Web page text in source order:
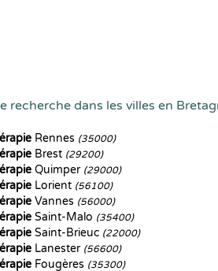
recherche dans les villes en
Rennes (35000)
Brest (29200)
Quimper (29000)
Lorient (56100)
Vannes (56000)
Saint-Malo (35400)
Saint-Brieuc (22000)
Lanester (56600)
Fougères (35300)